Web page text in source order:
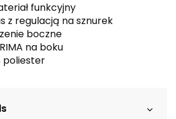
funkcyjny
z regulacją na sznurek
boczne
na boku
poliester